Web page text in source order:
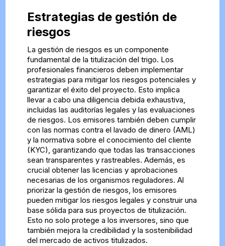
Estrategias de gestión de
riesgos
La gestión de riesgos es un componente
fundamental de la titulización del trigo. Los
profesionales financieros deben implementar
estrategias para mitigar los riesgos potenciales y
garantizar el éxito del proyecto. Esto implica
llevar a cabo una diligencia debida exhaustiva,
incluidas las auditorías legales y las evaluaciones
de riesgos. Los emisores también deben cumplir
con las normas contra el lavado de dinero (AML)
y la normativa sobre el conocimiento del cliente
(KYC), garantizando que todas las transacciones
sean transparentes y rastreables. Además, es
crucial obtener las licencias y aprobaciones
necesarias de los organismos reguladores. Al
priorizar la gestión de riesgos, los emisores
pueden mitigar los riesgos legales y construir una
base sólida para sus proyectos de titulización.
Esto no solo protege a los inversores, sino que
también mejora la credibilidad y la sostenibilidad
del mercado de activos titulizados.